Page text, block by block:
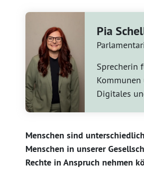
Pia
Sprecherin
Digitales
Menschen sind
Menschen in unserer
Rechte in Anspruch nehmen